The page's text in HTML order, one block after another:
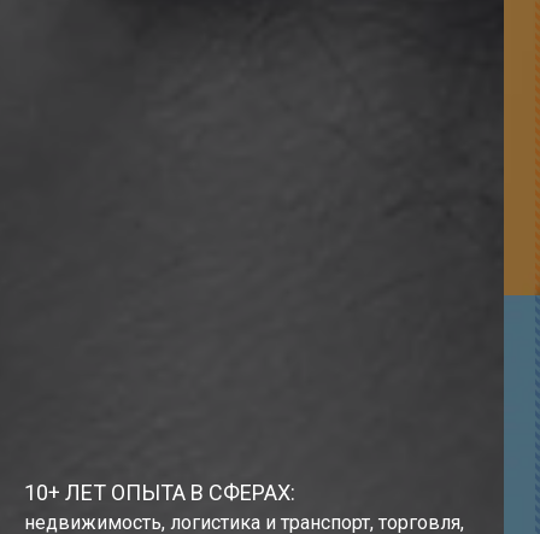
10+ ЛЕТ ОПЫТА В СФЕРАХ:
недвижимость, логистика и транспорт, торговля,